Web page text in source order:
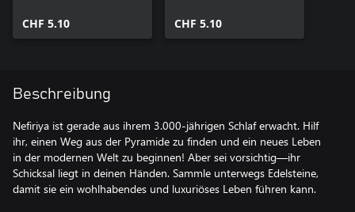
CHF 5.10
CHF 5.10
Beschreibung
Nefiriya ist gerade aus ihrem 3.000-jährigen Schlaf erwacht. Hilf
ihr, einen Weg aus der Pyramide zu finden und ein neues Leben
in der modernen Welt zu beginnen! Aber sei vorsichtig—ihr
Schicksal liegt in deinen Händen. Sammle unterwegs Edelsteine,
damit sie ein wohlhabendes und luxuriöses Leben führen kann.